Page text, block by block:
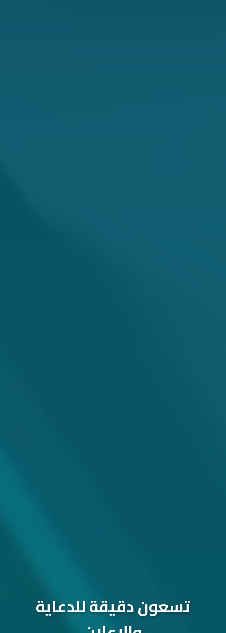
تسعون دقيقة للدعاية